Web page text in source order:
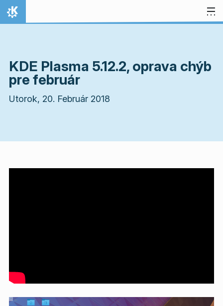
Preskočiť na obsah
Domov
KDE Plasma 5.12.2, oprava chýb
pre február
Utorok, 20. Február 2018